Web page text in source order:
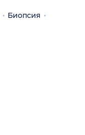
Биопсия